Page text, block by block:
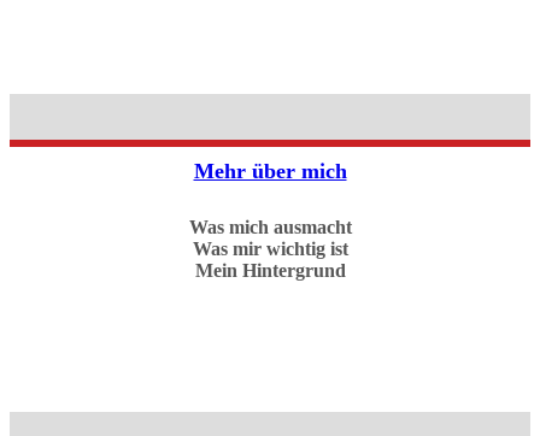
Mehr über mich
Was mich ausmacht
Was mir wichtig ist
Mein Hintergrund